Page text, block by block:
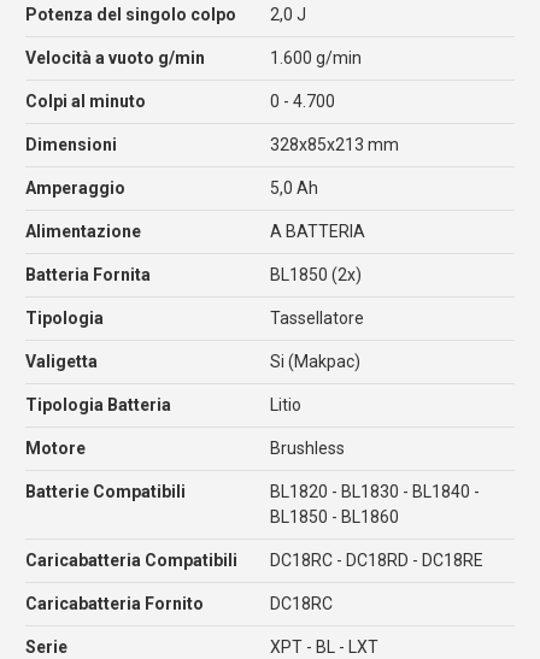
Potenza del singolo colpo 2,0 J
Velocità a vuoto g/min 1.600 g/min
Colpi al minuto 0 - 4.700
Dimensioni 328x85x213 mm
Amperaggio 5,0 Ah
Alimentazione A BATTERIA
Batteria Fornita BL1850 (2x)
Tipologia Tassellatore
Valigetta Si (Makpac)
Tipologia Batteria Litio
Motore Brushless
Batterie Compatibili
BL1820 - BL1830 - BL1840 -
BL1850 - BL1860
Caricabatteria Compatibili DC18RC - DC18RD - DC18RE
Caricabatteria Fornito DC18RC
Serie XPT - BL - LXT